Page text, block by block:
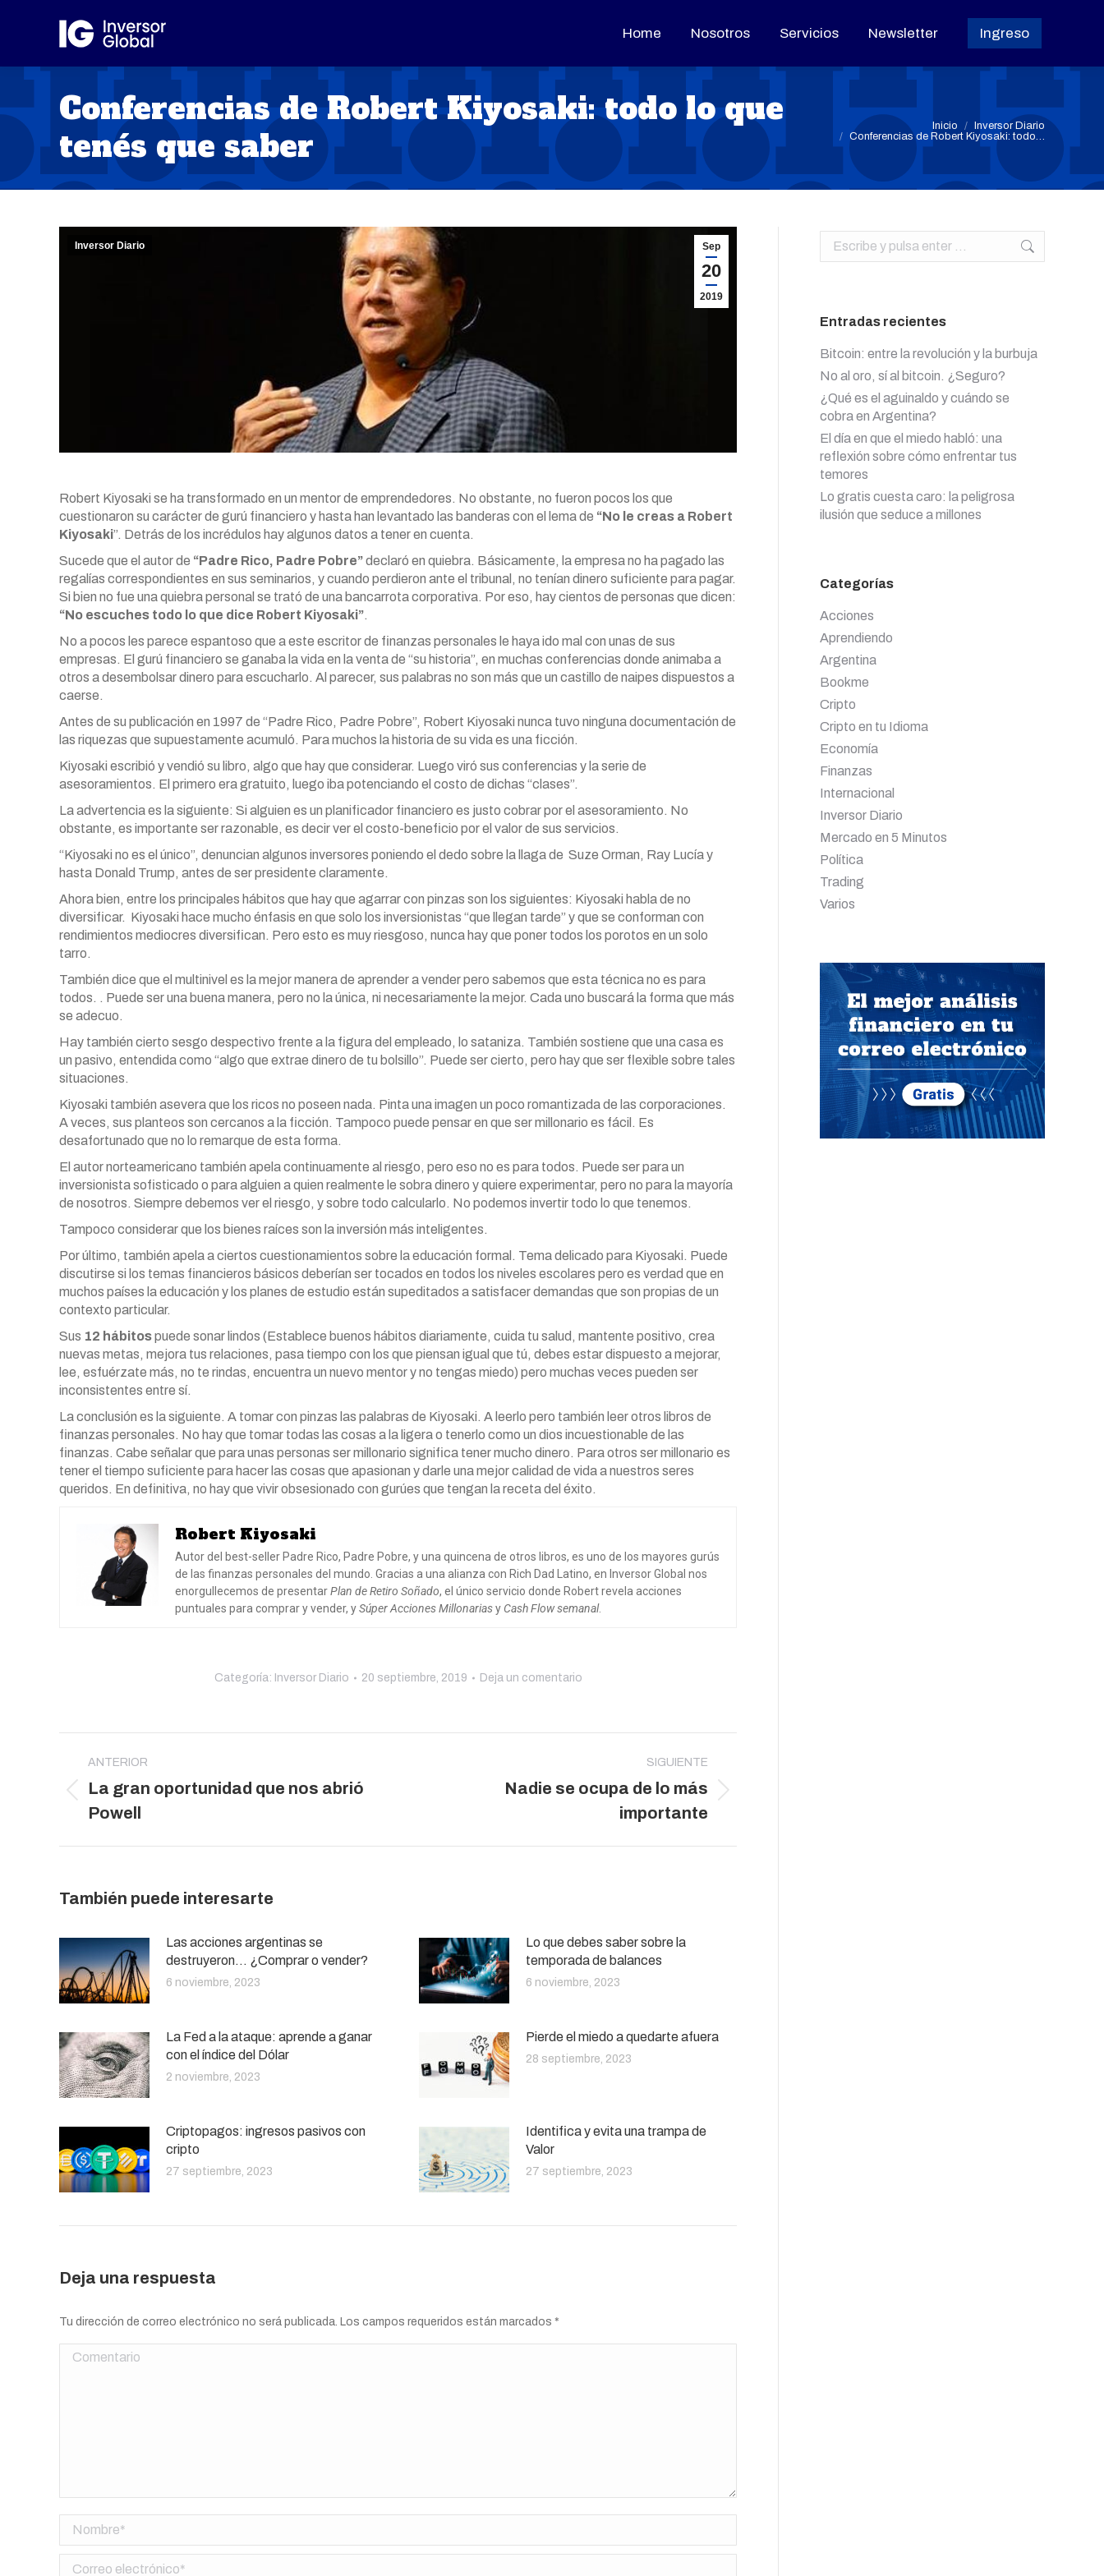
Home Nosotros Servicios Newsletter Ingreso
Conferencias de Robert Kiyosaki: todo lo que
tenés que saber
Estás aquí: Inicio
Inversor Diario
Conferencias de Robert Kiyosaki: todo…
Sep
20
2019
Inversor Diario
Robert Kiyosaki se ha transformado en un mentor de emprendedores. No obstante, no fueron pocos los que
cuestionaron su carácter de gurú financiero y hasta han levantado las banderas con el lema de “No le creas a Robert
Kiyosaki”. Detrás de los incrédulos hay algunos datos a tener en cuenta.
Sucede que el autor de “Padre Rico, Padre Pobre”declaró en quiebra. Básicamente, la empresa no ha pagado las
regalías correspondientes en sus seminarios, y cuando perdieron ante el tribunal, no tenían dinero suficiente para pagar.
Si bien no fue una quiebra personal se trató de una bancarrota corporativa. Por eso, hay cientos de personas que dicen:
“No escuches todo lo que dice Robert Kiyosaki”.
No a pocos les parece espantoso que a este escritor de finanzas personales le haya ido mal con unas de sus
empresas. El gurú financiero se ganaba la vida en la venta de “su historia”, en muchas conferencias donde animaba a
otros a desembolsar dinero para escucharlo. Al parecer, sus palabras no son más que un castillo de naipes dispuestos a
caerse.
Antes de su publicación en 1997 de “Padre Rico, Padre Pobre”, Robert Kiyosaki nunca tuvo ninguna documentación de
las riquezas que supuestamente acumuló. Para muchos la historia de su vida es una ficción.
Kiyosaki escribió y vendió su libro, algo que hay que considerar. Luego viró sus conferencias y la serie de
asesoramientos. El primero era gratuito, luego iba potenciando el costo de dichas “clases”.
La advertencia es la siguiente: Si alguien es un planificador financiero es justo cobrar por el asesoramiento. No
obstante, es importante ser razonable, es decir ver el costo-beneficio por el valor de sus servicios.
“Kiyosaki no es el único”, denuncian algunos inversores poniendo el dedo sobre la llaga de Suze Orman, Ray Lucía y
hasta Donald Trump, antes de ser presidente claramente.
Ahora bien, entre los principales hábitos que hay que agarrar con pinzas son los siguientes: Kiyosaki habla de no
diversificar. Kiyosaki hace mucho énfasis en que solo los inversionistas “que llegan tarde” y que se conforman con
rendimientos mediocres diversifican. Pero esto es muy riesgoso, nunca hay que poner todos los porotos en un solo
tarro.
También dice que el multinivel es la mejor manera de aprender a vender pero sabemos que esta técnica no es para
todos. . Puede ser una buena manera, pero no la única, ni necesariamente la mejor. Cada uno buscará la forma que más
se adecuo.
Hay también cierto sesgo despectivo frente a la figura del empleado, lo sataniza. También sostiene que una casa es
un pasivo, entendida como “algo que extrae dinero de tu bolsillo”. Puede ser cierto, pero hay que ser flexible sobre tales
situaciones.
Kiyosaki también asevera que los ricos no poseen nada. Pinta una imagen un poco romantizada de las corporaciones.
A veces, sus planteos son cercanos a la ficción. Tampoco puede pensar en que ser millonario es fácil. Es
desafortunado que no lo remarque de esta forma.
El autor norteamericano también apela continuamente al riesgo, pero eso no es para todos. Puede ser para un
inversionista sofisticado o para alguien a quien realmente le sobra dinero y quiere experimentar, pero no para la mayoría
de nosotros. Siempre debemos ver el riesgo, y sobre todo calcularlo. No podemos invertir todo lo que tenemos.
Tampoco considerar que los bienes raíces son la inversión más inteligentes.
Por último, también apela a ciertos cuestionamientos sobre la educación formal. Tema delicado para Kiyosaki. Puede
discutirse si los temas financieros básicos deberían ser tocados en todos los niveles escolares pero es verdad que en
muchos países la educación y los planes de estudio están supeditados a satisfacer demandas que son propias de un
contexto particular.
Sus 12 hábitospuede sonar lindos (Establece buenos hábitos diariamente, cuida tu salud, mantente positivo, crea
nuevas metas, mejora tus relaciones, pasa tiempo con los que piensan igual que tú, debes estar dispuesto a mejorar,
lee, esfuérzate más, no te rindas, encuentra un nuevo mentor y no tengas miedo) pero muchas veces pueden ser
inconsistentes entre sí.
La conclusión es la siguiente. A tomar con pinzas las palabras de Kiyosaki. A leerlo pero también leer otros libros de
finanzas personales. No hay que tomar todas las cosas a la ligera o tenerlo como un dios incuestionable de las
finanzas. Cabe señalar que para unas personas ser millonario significa tener mucho dinero. Para otros ser millonario es
tener el tiempo suficiente para hacer las cosas que apasionan y darle una mejor calidad de vida a nuestros seres
queridos. En definitiva, no hay que vivir obsesionado con gurúes que tengan la receta del éxito.
Robert Kiyosaki
Autor del best-seller Padre Rico, Padre Pobre, y una quincena de otros libros, es uno de los mayores gurús
de las finanzas personales del mundo. Gracias a una alianza con Rich Dad Latino, en Inversor Global nos
enorgullecemos de presentarPlan de Retiro Soñado, el único servicio donde Robert revela acciones
puntuales para comprar y vender, ySúper Acciones Millonariasy Cash Flow semanal.
Categoría: Inversor Diario 20 septiembre, 2019 Deja un comentario
entre
publicaciones
ANTERIOR
Publicación
anterior:
La gran oportunidad que nos abrió
Powell
SIGUIENTE
Nadie se ocupa de lo más
importante
También puede interesarte
Las acciones argentinas se
destruyeron… ¿Comprar o vender?
6 noviembre, 2023
Lo que debes saber sobre la
temporada de balances
6 noviembre, 2023
La Fed a la ataque: aprende a ganar
con el índice del Dólar
2 noviembre, 2023
Pierde el miedo a quedarte afuera
28 septiembre, 2023
Criptopagos: ingresos pasivos con
cripto
27 septiembre, 2023
Identifica y evita una trampa de
Valor
27 septiembre, 2023
Deja una respuesta
Tu dirección de correo electrónico no será publicada. Los campos requeridos están marcados *
Comentario
Nombre *
Correo electrónico *
Buscar:
Entradas recientes
Bitcoin: entre la revolución y la burbuja
No al oro, sí al bitcoin. ¿Seguro?
¿Qué es el aguinaldo y cuándo se
cobra en Argentina?
El día en que el miedo habló: una
reflexión sobre cómo enfrentar tus
temores
Lo gratis cuesta caro: la peligrosa
ilusión que seduce a millones
Categorías
Acciones
Aprendiendo
Argentina
Bookme
Cripto
Cripto en tu Idioma
Economía
Finanzas
Internacional
Inversor Diario
Mercado en 5 Minutos
Política
Trading
Varios
Home Nosotros Servicios Newsletter Ingreso